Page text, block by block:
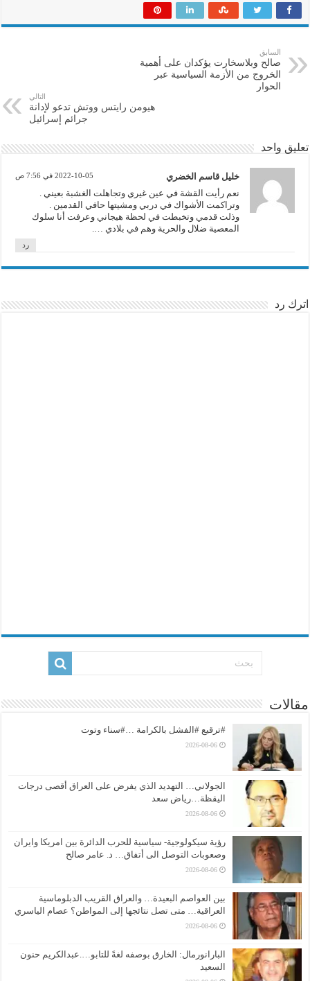
السابق
صالح وبلاسخارت يؤكدان على أهمية
الخروج من الأزمة السياسية عبر
الحوار
التالي
هيومن رايتس ووتش تدعو لإدانة
جرائم إسرائيل
تعليق واحد
خليل قاسم الخضري 2022-10-05 في 7:56 ص
نعم رأيت القشة في عين غيري وتجاهلت الغشبة بعيني .
وتراكمت الأشواك في دربي ومشيتها حافي القدمين .
وذلت قدمي وتخبطت في لحظة هيجاني وعرفت أنا سلوك
المعصية ضلال والحرية وهم في بلادي ….
رد
اترك رد
مقالات
#ترقيع #الفشل بالكرامة …#سناء وتوت
2026-08-06
الجولاني… التهديد الذي يفرض على العراق أقصى درجات
اليقظة…رياض سعد
2026-08-06
رؤية سيكولوجية- سياسية للحرب الدائرة بين امريكا وايران
وصعوبات التوصل الى أتفاق… د. عامر صالح
2026-08-06
بين العواصم البعيدة… والعراق القريب الدبلوماسية
العراقية… متى تصل نتائجها إلى المواطن؟ عصام الياسري
2026-08-06
البارانورمال: الخارق بوصفه لغةً للتابو….عبدالكريم حنون
السعيد